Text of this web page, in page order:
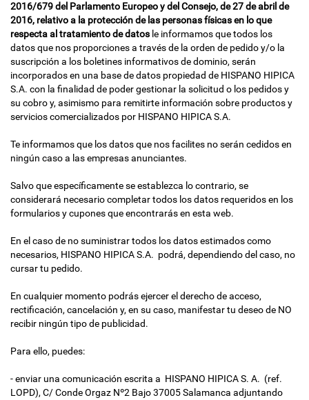
2016/679 del Parlamento Europeo y del Consejo, de 27 de abril de
2016, relativo a la protección de las personas físicas en lo que
respecta al tratamiento de datos le informamos que todos los
datos que nos proporciones a través de la orden de pedido y/o la
suscripción a los boletines informativos de dominio, serán
incorporados en una base de datos propiedad de HISPANO HIPICA
S.A. con la finalidad de poder gestionar la solicitud o los pedidos y
su cobro y, asimismo para remitirte información sobre productos y
servicios comercializados por HISPANO HIPICA S.A.
Te informamos que los datos que nos facilites no serán cedidos en
ningún caso a las empresas anunciantes.
Salvo que específicamente se establezca lo contrario, se
considerará necesario completar todos los datos requeridos en los
formularios y cupones que encontrarás en esta web.
En el caso de no suministrar todos los datos estimados como
necesarios, HISPANO HIPICA S.A. podrá, dependiendo del caso, no
cursar tu pedido.
En cualquier momento podrás ejercer el derecho de acceso,
rectificación, cancelación y, en su caso, manifestar tu deseo de NO
recibir ningún tipo de publicidad.
Para ello, puedes:
- enviar una comunicación escrita a HISPANO HIPICA S. A. (ref.
LOPD), C/ Conde Orgaz Nº2 Bajo 37005 Salamanca adjuntando